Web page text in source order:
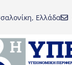
Ελλάδα